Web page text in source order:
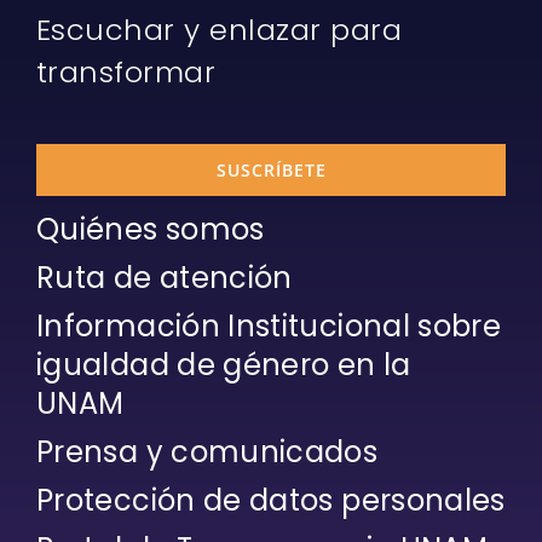
Escuchar y enlazar para
transformar
SUSCRÍBETE
Quiénes somos
Ruta de atención
Información Institucional sobre
igualdad de género en la
UNAM
Prensa y comunicados
Protección de datos personales